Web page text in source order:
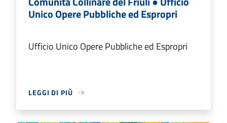
Unico Opere Pubbliche ed Espropri
Ufficio Unico Opere Pubbliche ed Espropri
LEGGI DI PIÙ